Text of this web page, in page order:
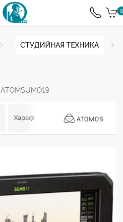
0
СТУДИЙНАЯ ТЕХНИКА
ATOMSUMO19
Характеристики Отзывы